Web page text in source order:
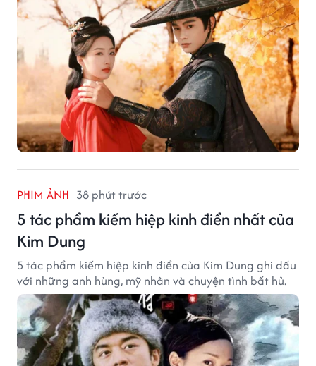
PHIM ẢNH 38 phút trước
5 tác phẩm kiếm hiệp kinh điển nhất của
Kim Dung
5 tác phẩm kiếm hiệp kinh điển của Kim Dung ghi dấu
với những anh hùng, mỹ nhân và chuyện tình bất hủ.